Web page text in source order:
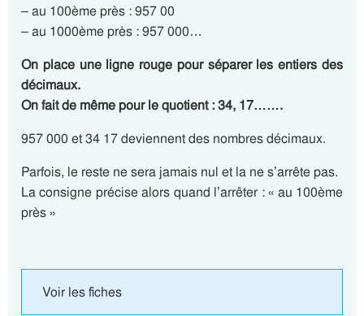
– au 100ème près : 957 00
– au 1000ème près : 957 000…
On place une ligne rouge pour séparer les entiers des
décimaux.
On fait de même pour le quotient : 34, 17…….
957 000 et 34 17 deviennent des nombres décimaux.
Parfois, le reste ne sera jamais nul et la ne s’arrête pas.
La consigne précise alors quand l’arrêter : « au 100ème
près »
Voir les fiches